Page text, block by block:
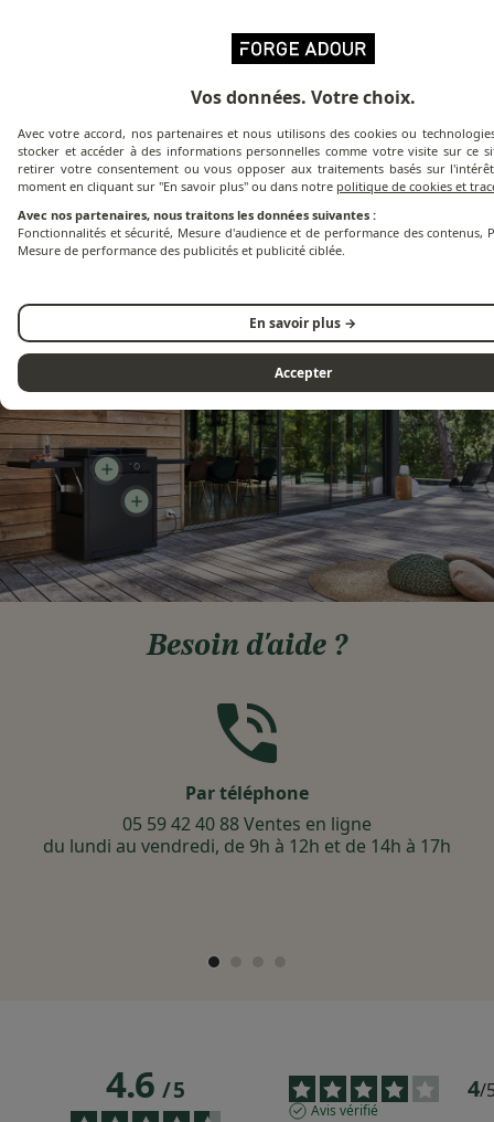
Design intemporel
Besoin d'aide ?
Par téléphone
05 59 42 40 88 Ventes en ligne
du lundi au vendredi, de 9h à 12h et de 14h à 17h
4.6/5 4/
Avis vérifié
Vos données. Votre choix.
Avec votre accord, nos partenaires et nous utilisons des cookies ou
stocker et accéder à des informations personnelles comme votre visite sur ce
retirer votre consentement ou vous opposer aux traitements basés sur
moment en cliquant sur "En savoir plus" ou dans notre politique de cookies et
Avec nos partenaires, nous traitons les données suivantes :
Fonctionnalités et sécurité, Mesure d'audience et de performance des contenus,
Mesure de performance des publicités et publicité ciblée.
En savoir plus →
Accepter